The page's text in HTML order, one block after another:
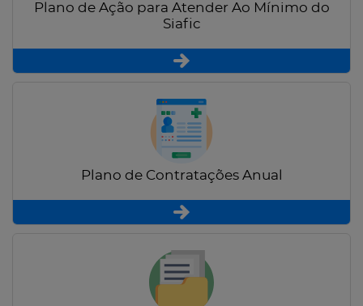
Plano de Ação para Atender Ao Mínimo do
Siafic
Plano de Contratações Anual